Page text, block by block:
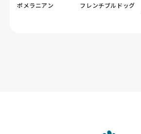
ポメラニアン フレンチブルドッグ